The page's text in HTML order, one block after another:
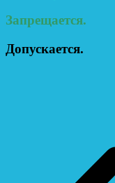
Запрещается.
Допускается.